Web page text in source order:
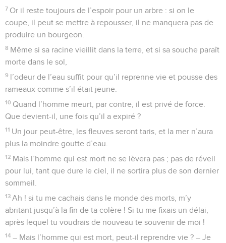
7 Or il reste toujours de l’espoir pour un arbre : si on le
coupe, il peut se mettre à repousser, il ne manquera pas de
produire un bourgeon.
8 Même si sa racine vieillit dans la terre, et si sa souche paraît
morte dans le sol,
9 l’odeur de l’eau suffit pour qu’il reprenne vie et pousse des
rameaux comme s’il était jeune.
10 Quand l’homme meurt, par contre, il est privé de force.
Que devient-il, une fois qu’il a expiré ?
11 Un jour peut-être, les fleuves seront taris, et la mer n’aura
plus la moindre goutte d’eau.
12 Mais l’homme qui est mort ne se lèvera pas ; pas de réveil
pour lui, tant que dure le ciel, il ne sortira plus de son dernier
sommeil.
13 Ah ! si tu me cachais dans le monde des morts, m’y
abritant jusqu’à la fin de ta colère ! Si tu me fixais un délai,
après lequel tu voudrais de nouveau te souvenir de moi !
14 – Mais l’homme qui est mort, peut-il reprendre vie ? – Je